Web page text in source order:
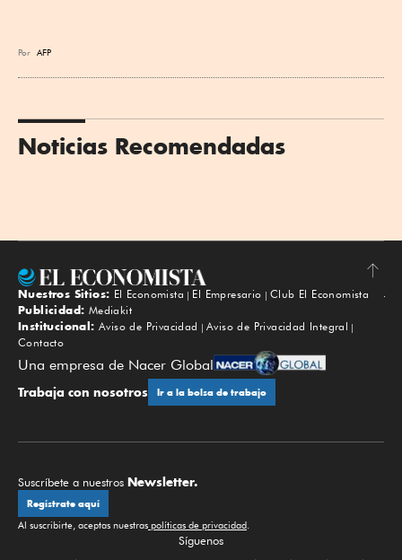
Por AFP
Noticias Recomendadas
Subir
Nuestros Sitios: El Economista El Empresario
Club El Economista
Publicidad: Mediakit
Institucional: Aviso de Privacidad
Aviso de Privacidad Integral
Contacto
Una empresa de Nacer Global
Trabaja con nosotros Ir a la bolsa de trabajo
Suscríbete a nuestros Newsletter.
Regístrate aquí
Al suscribirte, aceptas nuestras políticas de privacidad.
Síguenos